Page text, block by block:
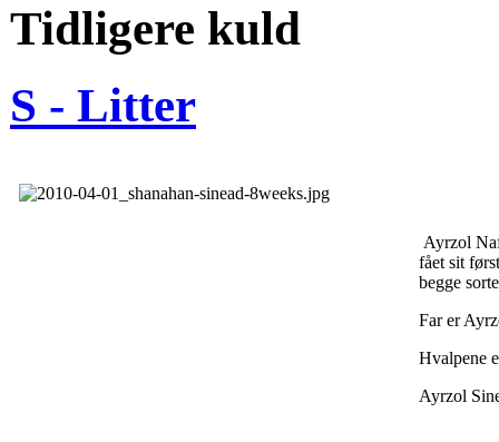
Tidligere kuld
S - Litter
Ayrzol
fået sit
begge
Far er
Hvalpene
Ayrzol